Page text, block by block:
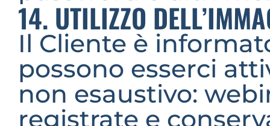
14. UTILIZZO
Il Cliente è
possono esserci
non esaustivo:
registrate e